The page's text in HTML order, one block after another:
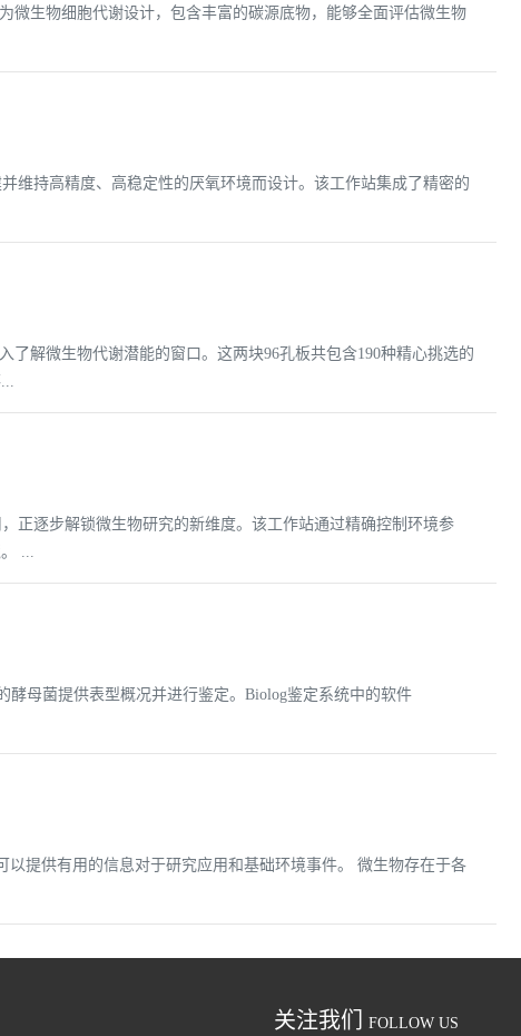
微生物细胞代谢设计，包含丰富的碳源底物，能够全面评估微生物
维持高精度、高稳定性的厌氧环境而设计。该工作站集成了精密的
解微生物代谢潜能的窗口。这两块96孔板共包含190种精心挑选的
正逐步解锁微生物研究的新维度。该工作站通过精确控制环境参
...
母菌提供表型概况并进行鉴定。Biolog鉴定系统中的软件
提供有用的信息对于研究应用和基础环境事件。 微生物存在于各
关注我们 FOLLOW US